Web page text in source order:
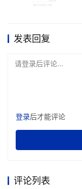
发表回复
请登录后评论...
登录后才能评论
评论列表